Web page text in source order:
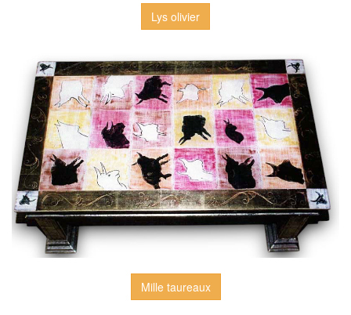
Lys olivier
Mille taureaux